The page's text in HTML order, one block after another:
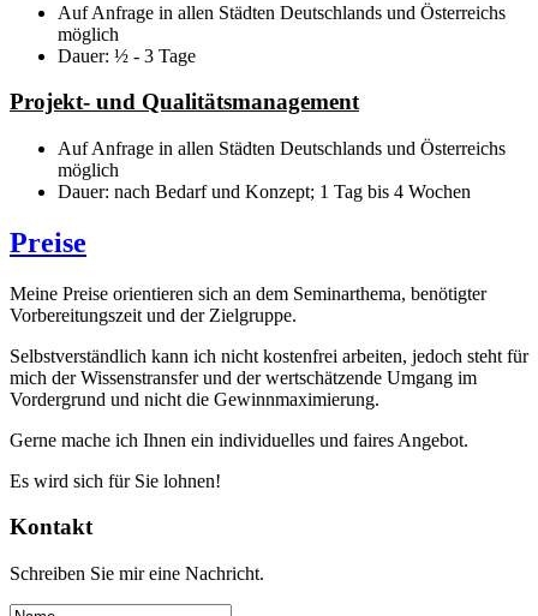
Auf Anfrage in allen Städten Deutschlands und Österreichs
möglich
Dauer: ½ - 3 Tage
Projekt- und Qualitätsmanagement
Auf Anfrage in allen Städten Deutschlands und Österreichs
möglich
Dauer: nach Bedarf und Konzept; 1 Tag bis 4 Wochen
Preise
Meine Preise orientieren sich an dem Seminarthema, benötigter
Vorbereitungszeit und der Zielgruppe.
Selbstverständlich kann ich nicht kostenfrei arbeiten, jedoch steht für
mich der Wissenstransfer und der wertschätzende Umgang im
Vordergrund und nicht die Gewinnmaximierung.
Gerne mache ich Ihnen ein individuelles und faires Angebot.
Es wird sich für Sie lohnen!
Kontakt
Schreiben Sie mir eine Nachricht.